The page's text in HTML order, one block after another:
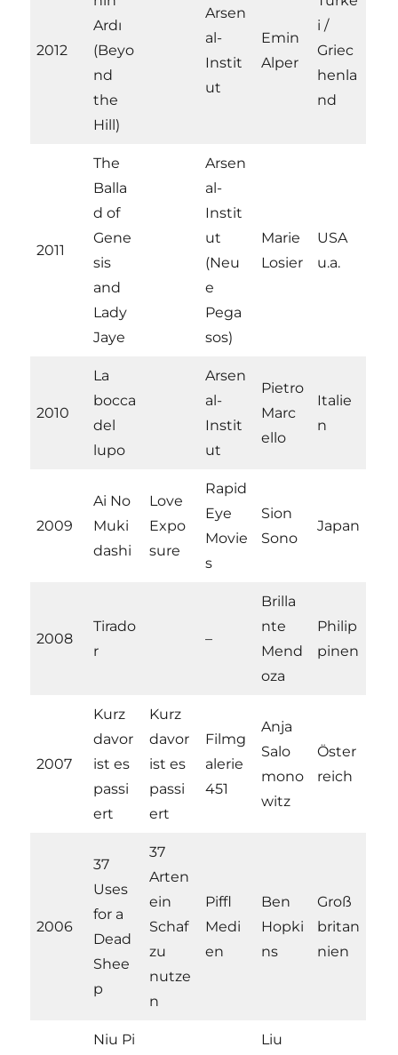
2012
Ardı
(Beyo
nd
the
Hill)
Arsen
al-
Instit
ut
Emin
Alper
i /
Griec
henla
nd
2011
The
Balla
d of
Gene
sis
and
Lady
Jaye
Arsen
al-
Instit
ut
(Neu
e
Pega
sos)
Marie
Losier
USA
u.a.
2010
La
bocca
del
lupo
Arsen
al-
Instit
ut
Pietro
Marc
ello
Italie
n
2009
Ai No
Muki
dashi
Love
Expo
sure
Rapid
Eye
Movie
s
Sion
Sono
Japan
2008
Tirado
r
–
Brilla
nte
Mend
oza
Philip
pinen
2007
Kurz
davor
ist es
passi
ert
Kurz
davor
ist es
passi
ert
Filmg
alerie
451
Anja
Salo
mono
witz
Öster
reich
2006
37
Uses
for a
Dead
Shee
p
37
Arten
ein
Schaf
zu
nutze
n
Piffl
Medi
en
Ben
Hopki
ns
Groß
britan
nien
Niu Pi
Liu